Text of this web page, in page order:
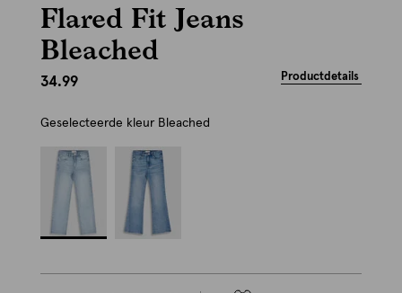
Flared Fit Jeans
Bleached
34.99 Productdetails
Geselecteerde kleur Bleached